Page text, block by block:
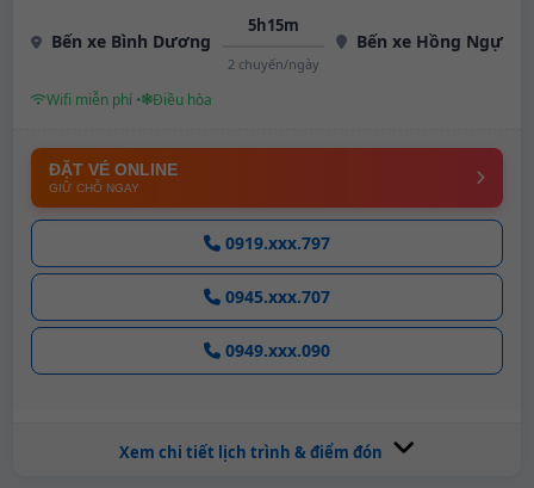
Bến xe Bình Dương
5h15m
2 chuyến/ngày
Bến xe Hồng Ngự
Wifi miễn phí • Điều hòa
ĐẶT VÉ ONLINE
GIỮ CHỖ NGAY
0919.xxx.797
0945.xxx.707
0949.xxx.090
Xem chi tiết lịch trình & điểm đón